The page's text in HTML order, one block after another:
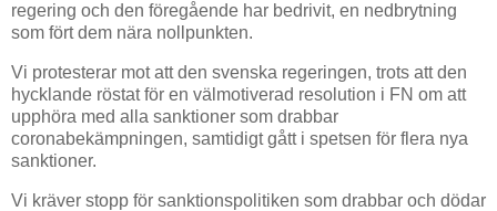
regering och den föregående har bedrivit, en nedbrytning
som fört dem nära nollpunkten.
Vi protesterar mot att den svenska regeringen, trots att den
hycklande röstat för en välmotiverad resolution i FN om att
upphöra med alla sanktioner som drabbar
coronabekämpningen, samtidigt gått i spetsen för flera nya
sanktioner.
Vi kräver stopp för sanktionspolitiken som drabbar och dödar